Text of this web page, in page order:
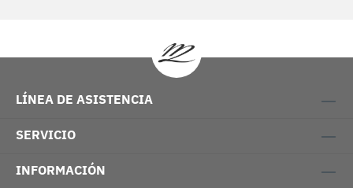
LÍNEA DE ASISTENCIA
SERVICIO
INFORMACIÓN